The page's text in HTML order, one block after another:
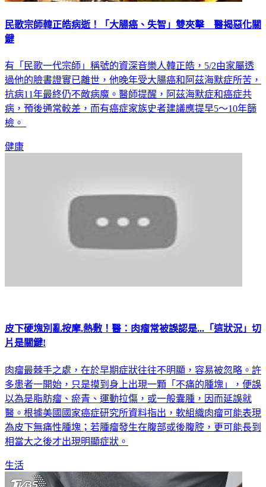
民歌宗師韓正皓病逝！「大腸癌、失智」雙夾擊 醫揭惡化關
鍵
有「民歌一代宗師」稱號的資深音樂人韓正皓，5/2由家屬透
過他的臉書證實已離世，他晚年受大腸癌和阿茲海默症所苦，
抗病11年最終仍不敵病魔。醫師提醒，阿茲海默症和癌症共
病，預後通常較差，而有癌症家族史者建議應提早5～10年篩
檢。
健康
皮下硬塊別亂按摩.熱敷！醫：肉瘤常被誤認是...「這狀況」切
片是關鍵!
肉瘤最棘手之處，在於早期症狀往往不明顯，容易被忽略。許
多患者一開始，只是摸到身上出現一顆「不痛的腫塊」，便誤
以為是脂肪瘤、瘀青、運動拉傷，或一般囊腫，因而延誤就
醫。根據美國國家癌症研究所資料指出，軟組織肉瘤可能表現
為皮下無痛性腫塊；若腫瘤發生在腹部或後腹腔，更可能長到
相當大之後才出現明顯症狀。
生活